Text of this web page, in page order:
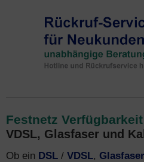
Festnetz
VDSL, Glasfaser und
Ob ein DSL / VDSL, Glasfaser